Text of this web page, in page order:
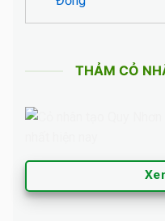
THẢM CỎ